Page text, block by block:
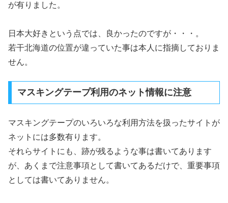
が有りました。
日本大好きという点では、良かったのですが・・・。
若干北海道の位置が違っていた事は本人に指摘しておりま
せん。
マスキングテープ利用のネット情報に注意
マスキングテープのいろいろな利用方法を扱ったサイトが
ネットには多数有ります。
それらサイトにも、跡が残るような事は書いてあります
が、あくまで注意事項として書いてあるだけで、重要事項
としては書いてありません。